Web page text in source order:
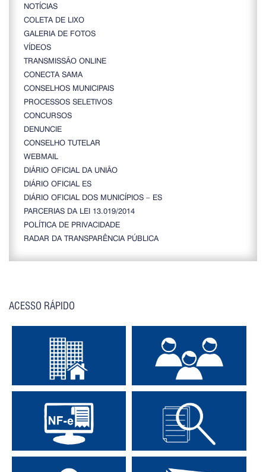
NOTÍCIAS
COLETA DE LIXO
GALERIA DE FOTOS
VÍDEOS
TRANSMISSÃO ONLINE
CONECTA SAMA
CONSELHOS MUNICIPAIS
PROCESSOS SELETIVOS
CONCURSOS
DENUNCIE
CONSELHO TUTELAR
WEBMAIL
DIÁRIO OFICIAL DA UNIÃO
DIÁRIO OFICIAL ES
DIÁRIO OFICIAL DOS MUNICÍPIOS – ES
PARCERIAS DA LEI 13.019/2014
POLÍTICA DE PRIVACIDADE
RADAR DA TRANSPARÊNCIA PÚBLICA
ACESSO RÁPIDO
Consulte Iptu On-Line Portal do Contribuinte
Nota Fiscal Eletrônica Contra Cheque